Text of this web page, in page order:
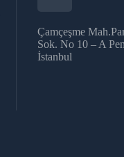
Çamçeşme
Sok. No 10 – A
İstanbul